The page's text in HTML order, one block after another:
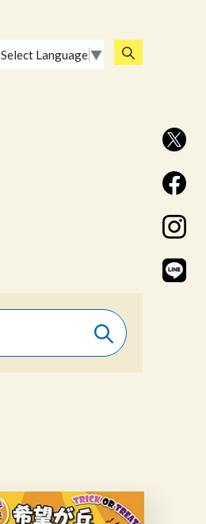
Select Language ▼